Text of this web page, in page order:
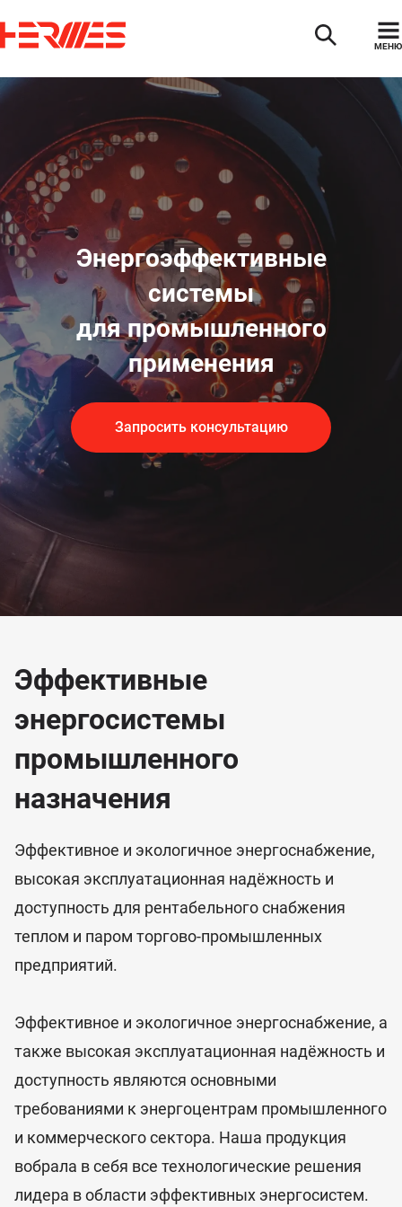
МЕНЮ
Энергоэффективные
системы
для промышленного
применения
Запросить консультацию
Эффективные
энергосистемы
промышленного
назначения
Эффективное и экологичное энергоснабжение,
высокая эксплуатационная надёжность и
доступность для рентабельного снабжения
теплом и паром торгово-промышленных
предприятий.
Эффективное и экологичное энергоснабжение, а
также высокая эксплуатационная надёжность и
доступность являются основными
требованиями к энергоцентрам промышленного
и коммерческого сектора. Наша продукция
вобрала в себя все технологические решения
лидера в области эффективных энергосистем.